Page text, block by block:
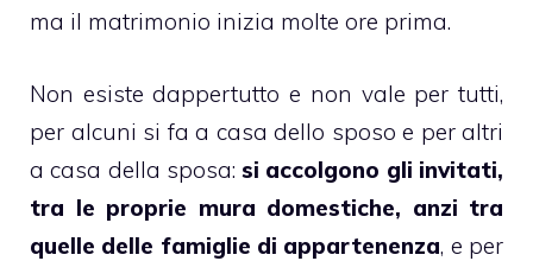
ma il matrimonio inizia molte ore prima.
Non esiste dappertutto e non vale per tutti,
per alcuni si fa a casa dello sposo e per altri
a casa della sposa:si accolgono gli invitati,
tra le proprie mura domestiche, anzi tra
quelle delle famiglie di appartenenza, e per